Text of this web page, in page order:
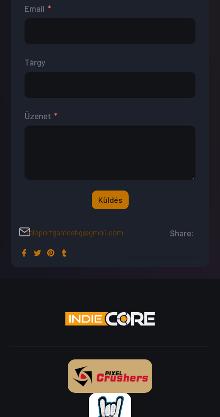
Email
Tárgy
Üzenet
Küldés
teleportgameshq@gmail.com Share: